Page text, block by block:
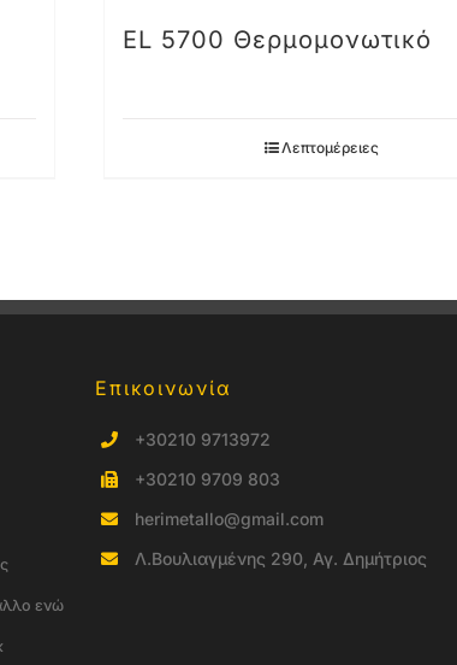
EL 5700 Θερμομονωτικό
Λεπτομέρειες
ενώ
Επικοινωνία
+30210 9713972
+30210 9709 803
herimetallo@gmail.com
Λ.Βουλιαγμένης 290, Αγ. Δημήτριος